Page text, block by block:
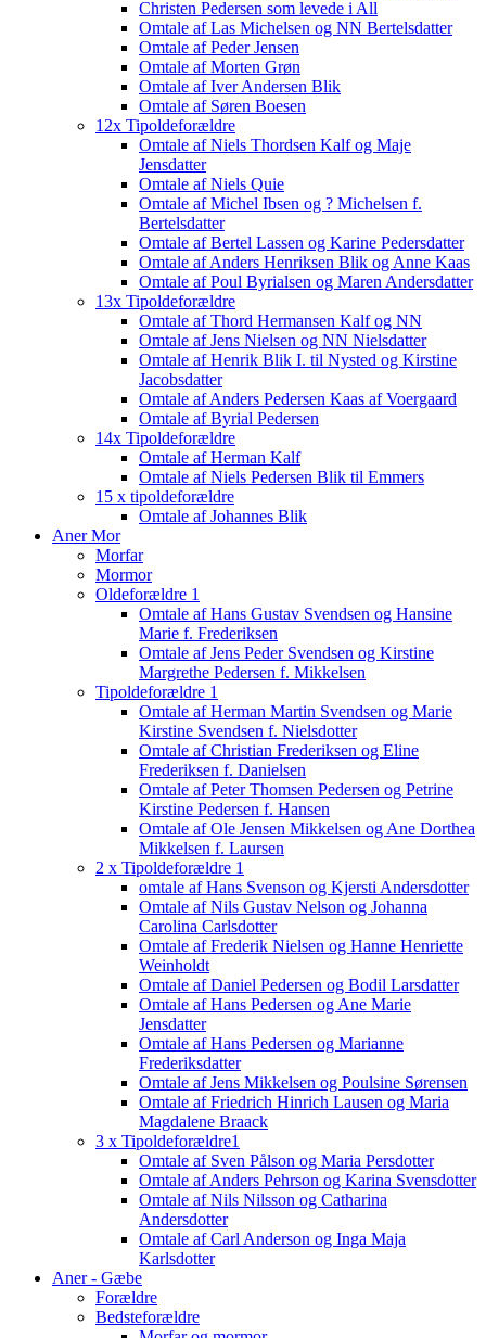
Christen Pedersen som levede i All
Omtale af Las Michelsen og NN Bertelsdatter
Omtale af Peder Jensen
Omtale af Morten Grøn
Omtale af Iver Andersen Blik
Omtale af Søren Boesen
12x Tipoldeforældre
Omtale af Niels Thordsen Kalf og Maje
Jensdatter
Omtale af Niels Quie
Omtale af Michel Ibsen og ? Michelsen f.
Bertelsdatter
Omtale af Bertel Lassen og Karine Pedersdatter
Omtale af Anders Henriksen Blik og Anne Kaas
Omtale af Poul Byrialsen og Maren Andersdatter
13x Tipoldeforældre
Omtale af Thord Hermansen Kalf og NN
Omtale af Jens Nielsen og NN Nielsdatter
Omtale af Henrik Blik I. til Nysted og Kirstine
Jacobsdatter
Omtale af Anders Pedersen Kaas af Voergaard
Omtale af Byrial Pedersen
14x Tipoldeforældre
Omtale af Herman Kalf
Omtale af Niels Pedersen Blik til Emmers
15 x tipoldeforældre
Omtale af Johannes Blik
Aner Mor
Morfar
Mormor
Oldeforældre 1
Omtale af Hans Gustav Svendsen og Hansine
Marie f. Frederiksen
Omtale af Jens Peder Svendsen og Kirstine
Margrethe Pedersen f. Mikkelsen
Tipoldeforældre 1
Omtale af Herman Martin Svendsen og Marie
Kirstine Svendsen f. Nielsdotter
Omtale af Christian Frederiksen og Eline
Frederiksen f. Danielsen
Omtale af Peter Thomsen Pedersen og Petrine
Kirstine Pedersen f. Hansen
Omtale af Ole Jensen Mikkelsen og Ane Dorthea
Mikkelsen f. Laursen
2 x Tipoldeforældre 1
omtale af Hans Svenson og Kjersti Andersdotter
Omtale af Nils Gustav Nelson og Johanna
Carolina Carlsdotter
Omtale af Frederik Nielsen og Hanne Henriette
Weinholdt
Omtale af Daniel Pedersen og Bodil Larsdatter
Omtale af Hans Pedersen og Ane Marie
Jensdatter
Omtale af Hans Pedersen og Marianne
Frederiksdatter
Omtale af Jens Mikkelsen og Poulsine Sørensen
Omtale af Friedrich Hinrich Lausen og Maria
Magdalene Braack
3 x Tipoldeforældre1
Omtale af Sven Pålson og Maria Persdotter
Omtale af Anders Pehrson og Karina Svensdotter
Omtale af Nils Nilsson og Catharina
Andersdotter
Omtale af Carl Anderson og Inga Maja
Karlsdotter
Aner - Gæbe
Forældre
Bedsteforældre